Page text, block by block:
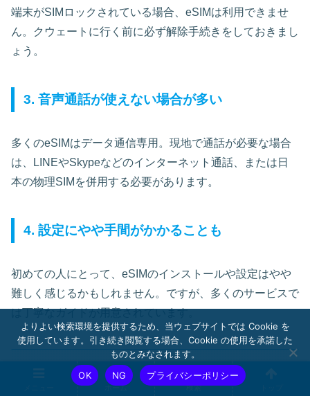
端末がSIMロックされている場合、eSIMは利用できませ
ん。クウェートに行く前に必ず解除手続きをしておきまし
ょう。
3. 音声通話が使えない場合が多い
多くのeSIMはデータ通信専用。現地で通話が必要な場合
は、LINEやSkypeなどのインターネット通話、または日
本の物理SIMを併用する必要があります。
4. 設定にやや手間がかかることも
初めての人にとって、eSIMのインストールや設定はやや
難しく感じるかもしれません。ですが、多くのサービスで
は丁寧なガイドが用意されています。
自分のスマホがeSIMに対応しているか調べる
方法
ホーム 検索
よりよい検索環境を提供するため、当ウェブサイトでは Cookie を
使用しています。引き続き閲覧する場合、Cookie の使用を承諾した
ものとみなされます。
OK
NG プライバシーポリシー